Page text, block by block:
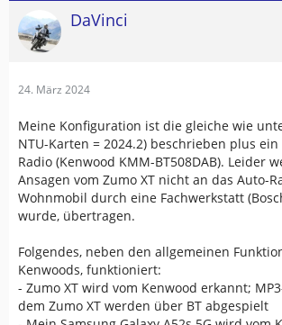
DaVinci
24. März 2024
Meine Konfiguration ist die gleiche wie
NTU-Karten = 2024.2) beschrieben plus ein
Radio (Kenwood KMM-BT508DAB). Leider
Ansagen vom Zumo XT nicht an das Auto-
Wohnmobil durch eine Fachwerkstatt
wurde, übertragen.
Folgendes, neben den allgemeinen
Kenwoods, funktioniert:
- Zumo XT wird vom Kenwood erkannt;
dem Zumo XT werden über BT abgespielt